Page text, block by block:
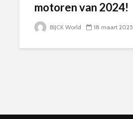
motoren van 2024!
BIJCK World 18 maart 2025